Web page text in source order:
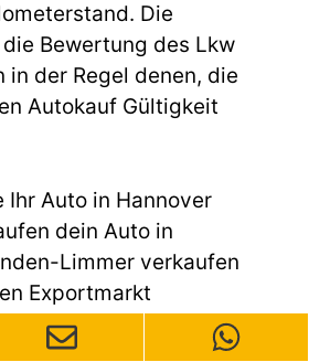
Die
Bewertung des Lkw
in der Regel denen, die
Autokauf Gültigkeit
Ihr Auto in Hannover
dein Auto in
Limmer verkaufen
Exportmarkt
Wir sind Ihre
Anlaufstelle für den